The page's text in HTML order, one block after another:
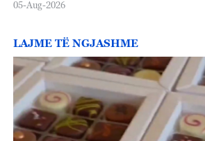
05-Aug-2026
LAJME TË NGJASHME